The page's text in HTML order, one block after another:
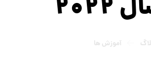
آموزش ها